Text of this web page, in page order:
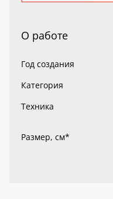
О работе
Год создания
Категория
Техника
Размер, см*